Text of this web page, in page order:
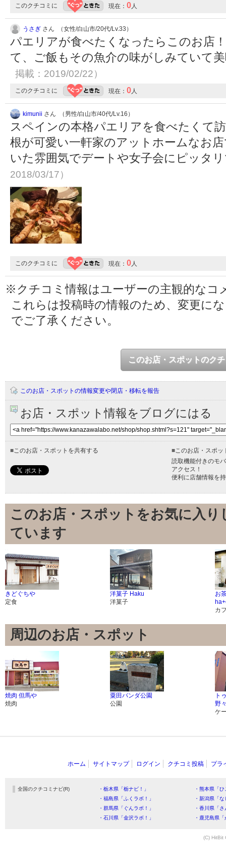
このクチコミに 現在： 0人
うさぎ さん （女性/白山市/20代/Lv.33）
パエリアが食べたくなったらこのお店
て、ご飯もその魚介の味がしみていて
掲載：2019/02/22）
このクチコミに 現在： 0人
kimunii さん （男性/白山市/40代/Lv.16）
スペインの本格パエリアを食べたくて
根が可愛い一軒家のアットホームなお
いた雰囲気でデートや女子会にピッタ
2018/03/17）
このクチコミに 現在： 0人
※クチコミ情報はユーザーの主観的なコ
これらは投稿時の情報のため、変更に
でご了承ください。
このお店・スポットのク
このお店・スポットの情報変更や閉店・移転を報告
お店・スポット情報をブログにはる
■このお店・スポットを共有する ■このお店・スポッ
読取機能付きのモ
アクセス！
便利に店舗情報を
このお店・スポットをお気に入
ています
きどぐちや
定食
洋菓子 Haku
洋菓子
お
カ
周辺のお店・スポット
焼肉 但馬や
焼肉
粟田パンダ公園
公園
ト
野
ケ
ホーム サイトマップ ログイン クチコミ投稿 プラ
全国のクチコミナビ(R) ・栃木県「栃ナビ！」
・熊本県「
・福島県「ふくラボ！」
・新潟県「
・群馬県「ぐんラボ！」
・香川県「
・石川県「金沢ラボ！」
・鹿児島県
(C) HitBit